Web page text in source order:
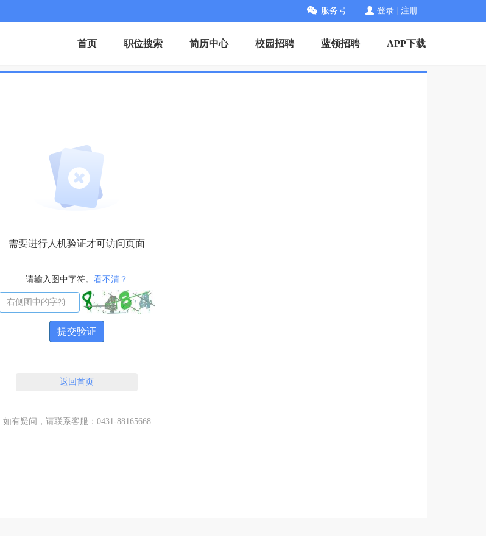
服务号 登录 注册
首页 职位搜索 简历中心 校园招聘 蓝领招聘 APP下载
需要进行人机验证才可访问页面
请输入图中字符。 看不清？
提交验证
返回首页
如有疑问，请联系客服：0431-88165668